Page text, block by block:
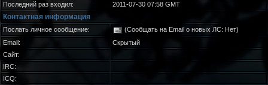
Последний раз входил:
2011-07-30 07:58 GMT
Контактная информация
Послать личное сообщение:
(Сообщать на Email о новых ЛС: Нет)
Email:
Скрытый
Сайт:
IRC:
ICQ: